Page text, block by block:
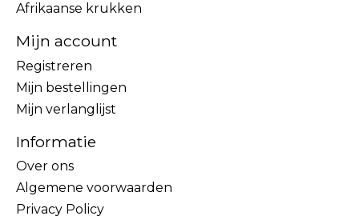
Afrikaanse krukken
Mijn account
Registreren
Mijn bestellingen
Mijn verlanglijst
Informatie
Over ons
Algemene voorwaarden
Privacy Policy